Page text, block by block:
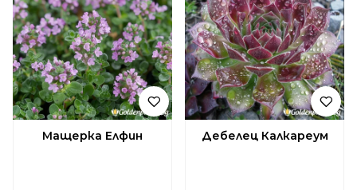
Мащерка Елфин Дебелец Калкареум